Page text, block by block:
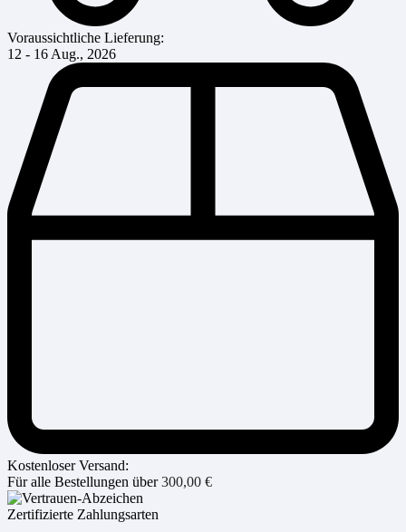
Voraussichtliche Lieferung:
12 - 16 Aug., 2026
Kostenloser Versand:
Für alle Bestellungen über300,00 €
Zertifizierte Zahlungsarten